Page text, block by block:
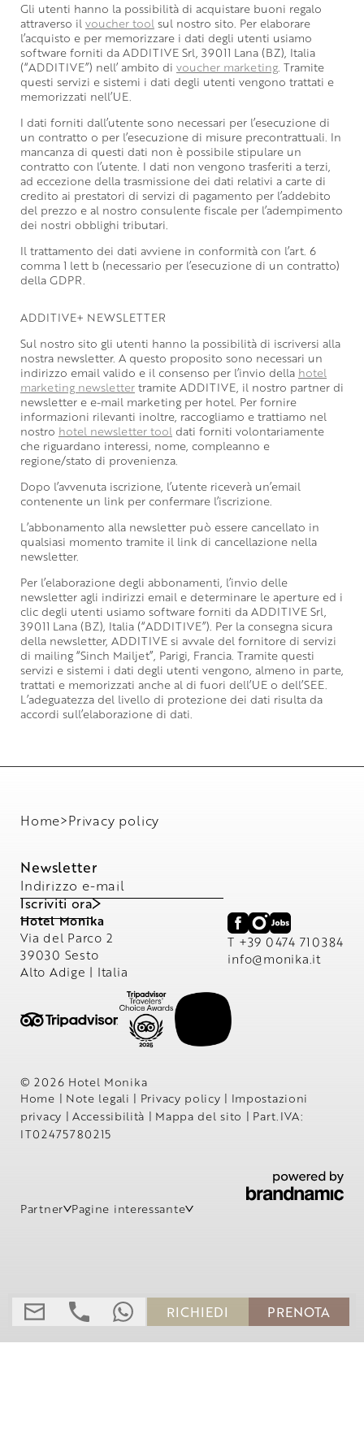
RICHIEDI PRENOTA
Gli utenti hanno la possibilità di acquistare buoni regalo
attraverso il voucher tool sul nostro sito. Per elaborare
l’acquisto e per memorizzare i dati degli utenti usiamo
software forniti da ADDITIVE Srl, 39011 Lana (BZ), Italia
(“ADDITIVE”) nell’ ambito di voucher marketing. Tramite
questi servizi e sistemi i dati degli utenti vengono trattati e
memorizzati nell’UE.
I dati forniti dall’utente sono necessari per l’esecuzione di
un contratto o per l’esecuzione di misure precontrattuali. In
mancanza di questi dati non è possibile stipulare un
contratto con l’utente. I dati non vengono trasferiti a terzi,
ad eccezione della trasmissione dei dati relativi a carte di
credito ai prestatori di servizi di pagamento per l’addebito
del prezzo e al nostro consulente fiscale per l’adempimento
dei nostri obblighi tributari.
Il trattamento dei dati avviene in conformità con l’art. 6
comma 1 lett b (necessario per l’esecuzione di un contratto)
della GDPR.
ADDITIVE+ NEWSLETTER
Sul nostro sito gli utenti hanno la possibilità di iscriversi alla
nostra newsletter. A questo proposito sono necessari un
indirizzo email valido e il consenso per l’invio della hotel
marketing newsletter tramite ADDITIVE, il nostro partner di
newsletter e e-mail marketing per hotel. Per fornire
informazioni rilevanti inoltre, raccogliamo e trattiamo nel
nostro hotel newsletter tool dati forniti volontariamente
che riguardano interessi, nome, compleanno e
regione/stato di provenienza.
Dopo l’avvenuta iscrizione, l’utente riceverà un’email
contenente un link per confermare l’iscrizione.
L’abbonamento alla newsletter può essere cancellato in
qualsiasi momento tramite il link di cancellazione nella
newsletter.
Per l’elaborazione degli abbonamenti, l’invio delle
newsletter agli indirizzi email e determinare le aperture ed i
clic degli utenti usiamo software forniti da ADDITIVE Srl,
39011 Lana (BZ), Italia (“ADDITIVE”). Per la consegna sicura
della newsletter, ADDITIVE si avvale del fornitore di servizi
di mailing “Sinch Mailjet”, Parigi, Francia. Tramite questi
servizi e sistemi i dati degli utenti vengono, almeno in parte,
trattati e memorizzati anche al di fuori dell’UE o dell’SEE.
L’adeguatezza del livello di protezione dei dati risulta da
accordi sull’elaborazione di dati.
Home>Privacy policy
Hotel Monika
Via del Parco 2
39030 Sesto
Alto Adige | Italia
T +39 0474 710384
info@ monika.it
Newsletter
Indirizzo e-mail
Iscriviti ora
© 2026 Hotel Monika
Home | Note legali | Privacy policy | Impostazioni
privacy | Accessibilità | Mappa del sito | Part.IVA:
IT02475780215
Partner Pagine interessante